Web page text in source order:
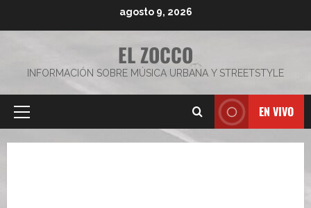
agosto 9, 2026
EL ZOCCO
INFORMACIÓN SOBRE MÚSICA URBANA Y STREETSTYLE
Menú
EN VIVO